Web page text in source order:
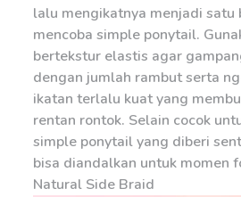
lalu mengikatnya menjadi satu
mencoba simple ponytail.
bertekstur elastis agar
dengan jumlah rambut serta
ikatan terlalu kuat yang
rentan rontok. Selain cocok
simple ponytail yang diberi
bisa diandalkan untuk momen
Natural Side Braid